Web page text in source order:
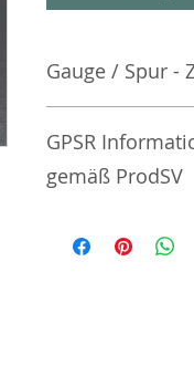
Gauge / Spur -
GPSR
gemäß ProdSV
Manufacturer /